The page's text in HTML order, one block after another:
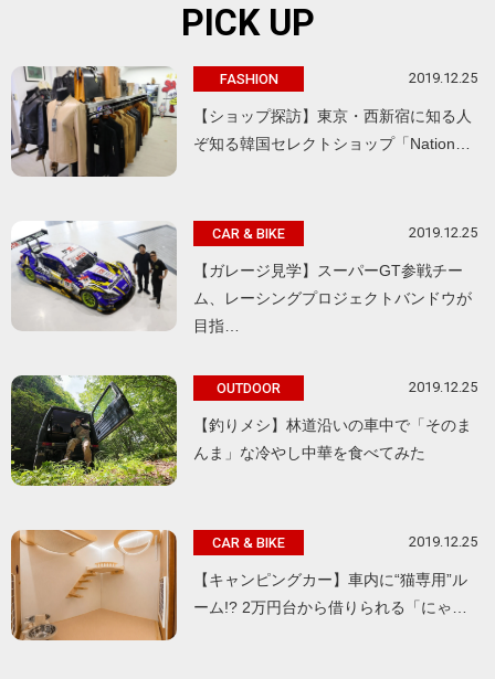
PICK UP
FASHION 2019.12.25
【ショップ探訪】東京・西新宿に知る人
ぞ知る韓国セレクトショップ「Nation…
CAR & BIKE 2019.12.25
【ガレージ見学】スーパーGT参戦チー
ム、レーシングプロジェクトバンドウが
目指…
OUTDOOR 2019.12.25
【釣りメシ】林道沿いの車中で「そのま
んま」な冷やし中華を食べてみた
CAR & BIKE 2019.12.25
【キャンピングカー】車内に“猫専用”ル
ーム!? 2万円台から借りられる「にゃ…